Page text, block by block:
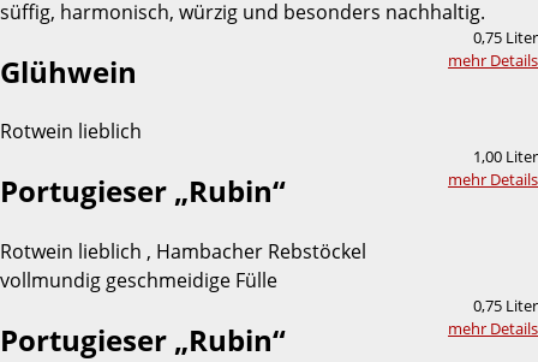
süffig, harmonisch, würzig und besonders nachhaltig.
0,75 Liter
mehr Details
Glühwein
Rotwein lieblich
1,00 Liter
mehr Details
Portugieser „Rubin“
Rotwein lieblich , Hambacher Rebstöckel
vollmundig geschmeidige Fülle
0,75 Liter
mehr Details
Portugieser „Rubin“